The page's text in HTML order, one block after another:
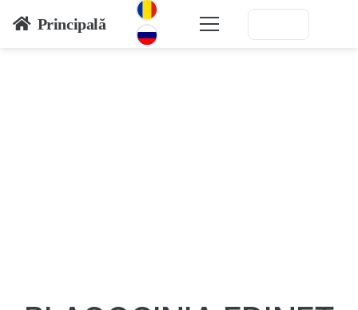
Principală